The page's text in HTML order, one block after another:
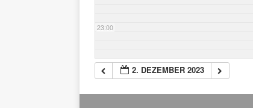
23:00
2. DEZEMBER 2023